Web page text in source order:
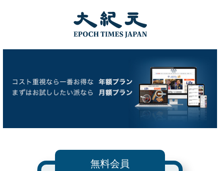
無料会員